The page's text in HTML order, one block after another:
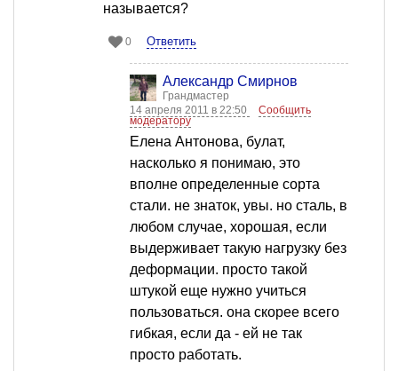
называется?
0 Ответить
Александр Смирнов
Грандмастер
14 апреля 2011 в 22:50
Сообщить
модератору
Елена Антонова, булат,
насколько я понимаю, это
вполне определенные сорта
стали. не знаток, увы. но сталь, в
любом случае, хорошая, если
выдерживает такую нагрузку без
деформации. просто такой
штукой еще нужно учиться
пользоваться. она скорее всего
гибкая, если да - ей не так
просто работать.